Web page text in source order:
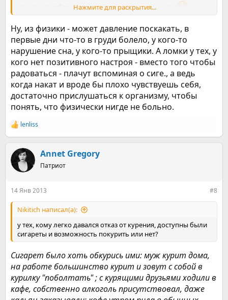
не сильно заботит, даже если это ужасные ужасы
Возможно это даже краеугольный камень моего интереса в
этом эксперименте
Нажмите для раскрытия...
Ну, из физики - может давление поскакать, в
первые дни что-то в груди болело, у кого-то
нарушение сна, у кого-то прыщики. А ломки у тех, у
кого нет позитивного настроя - вместо того чтобы
радоваться - плачут вспоминая о сиге., а ведь
когда накат и вроде бы плохо чувствуешь себя,
достаточно прислушаться к организму, чтобы
понять, что физически нигде не больно.
Р
е
к
ц
и
lenliss
Annet Gregory
Патриот
14 Янв 2013 #8
Nikitich написал(а):
у тех, кому легко давался отказ от курения, доступны были
сигареты и возможность покурить или нет?
Сигарет было хоть обкурись ими: муж курит дома,
на работе большинство курит и зовут с собой в
курилку "поболтать" ; с курящими друзьями ходили в
кафе, собственно алкоголь присутствовал, даже